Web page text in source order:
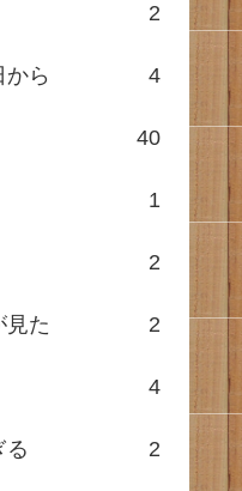
2
ら 4
40
1
2
見た 2
4
る 2